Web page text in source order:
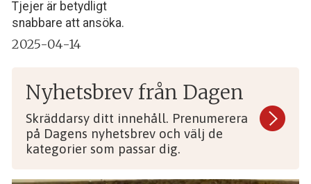
Tjejer är betydligt
snabbare att ansöka.
2025-04-14
Nyhetsbrev från Dagen
Skräddarsy ditt innehåll. Prenumerera
på Dagens nyhetsbrev och välj de
kategorier som passar dig.